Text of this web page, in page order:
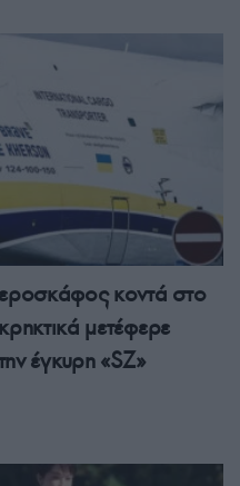
κοντά στο
μετέφερε
έγκυρη «SZ»